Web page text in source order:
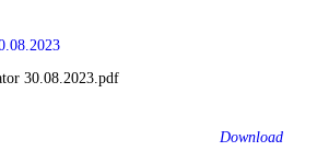
30.08.2023.pdf
Download